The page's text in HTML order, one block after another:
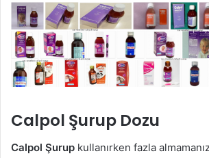
Calpol Şurup Dozu
Calpol Şurup kullanırken fazla